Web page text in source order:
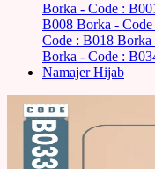
Borka - Code :
B008 Borka - Code
Code : B018 Borka
Borka - Code :
Namajer Hijab